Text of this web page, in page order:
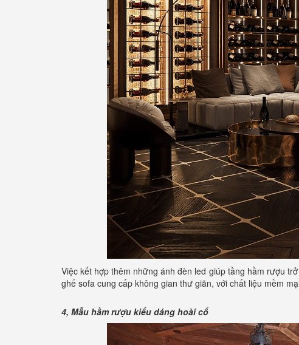
Việc kết hợp thêm những ánh đèn led giúp tầng hầm rượu
ghế sofa cung cấp không gian thư giãn, với chất liệu mềm
4, Mẫu hầm rượu kiểu dáng hoài cổ